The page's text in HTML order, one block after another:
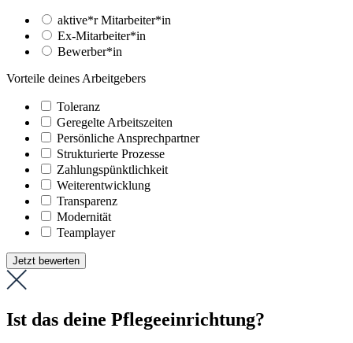
aktive*r Mitarbeiter*in
Ex-Mitarbeiter*in
Bewerber*in
Vorteile deines Arbeitgebers
Toleranz
Geregelte Arbeitszeiten
Persönliche Ansprechpartner
Strukturierte Prozesse
Zahlungs­pünktlichkeit
Weiter­entwicklung
Transparenz
Modernität
Teamplayer
Jetzt bewerten
Ist das deine Pflegeeinrichtung?